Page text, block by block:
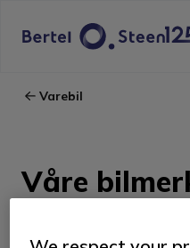
Varebil
Våre
Vi tilbyr varebiler